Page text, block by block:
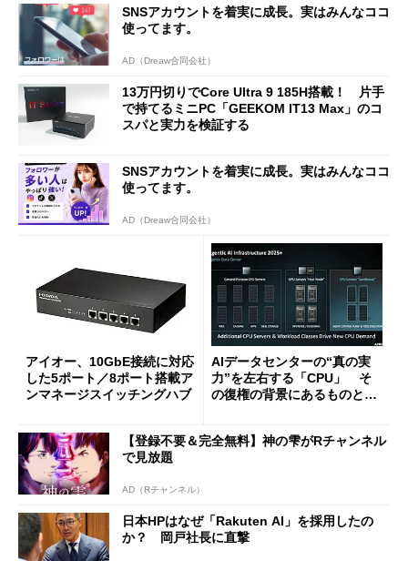
SNSアカウントを着実に成長。実はみんなココ
使ってます。
AD（Dreaw合同会社）
13万円切りでCore Ultra 9 185H搭載！ 片手
で持てるミニPC「GEEKOM IT13 Max」のコ
スパと実力を検証する
SNSアカウントを着実に成長。実はみんなココ
使ってます。
AD（Dreaw合同会社）
アイオー、10GbE接続に対応
した5ポート／8ポート搭載ア
ンマネージスイッチングハブ
AIデータセンターの“真の実
力”を左右する「CPU」 そ
の復権の背景にあるものと
【登録不要＆完全無料】神の雫がRチャンネル
で見放題
AD（Rチャンネル）
日本HPはなぜ「Rakuten AI」を採用したの
か？ 岡戸社長に直撃